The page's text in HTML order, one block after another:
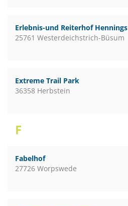
Erlebnis-und Reiterhof Hennings
25761 Westerdeichstrich-Büsum
Extreme Trail Park
36358 Herbstein
F
Fabelhof
27726 Worpswede